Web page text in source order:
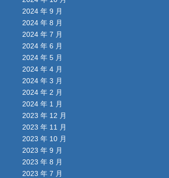
2024 年 9 月
2024 年 8 月
2024 年 7 月
2024 年 6 月
2024 年 5 月
2024 年 4 月
2024 年 3 月
2024 年 2 月
2024 年 1 月
2023 年 12 月
2023 年 11 月
2023 年 10 月
2023 年 9 月
2023 年 8 月
2023 年 7 月